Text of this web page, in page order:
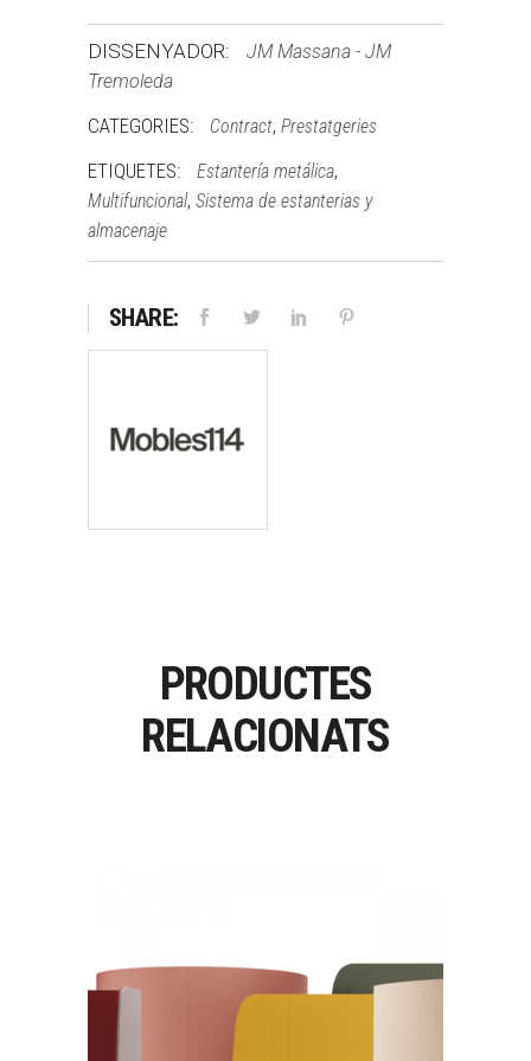
DISSENYADOR:
JM Massana - JM
Tremoleda
CATEGORIES: Contract, Prestatgeries
ETIQUETES: Estantería metálica,
Multifuncional, Sistema de estanterias y
almacenaje
SHARE:
PRODUCTES
RELACIONATS
PARAVAN